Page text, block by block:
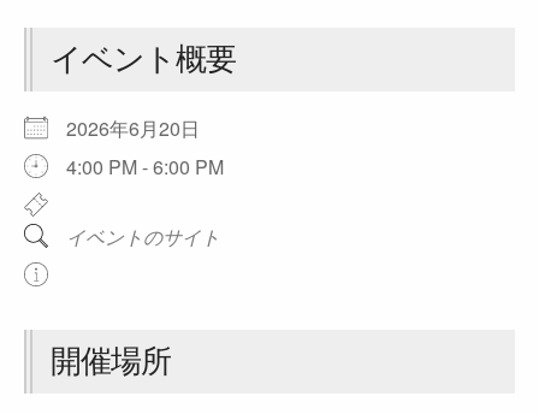
イベント概要
2026年6月20日
4:00 PM - 6:00 PM
イベントのサイト
開催場所